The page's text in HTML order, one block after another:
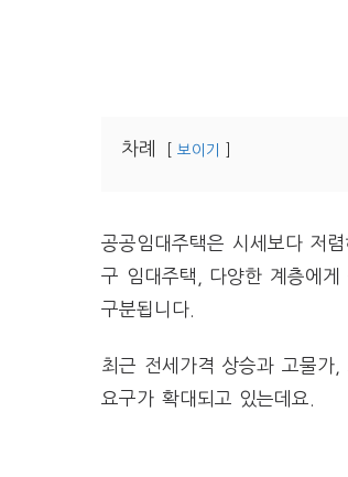
차례 보이기
공공임대주택은 시세보다 저
구 임대주택, 다양한 계층에
구분됩니다.
최근 전세가격 상승과 고물가
요구가 확대되고 있는데요.